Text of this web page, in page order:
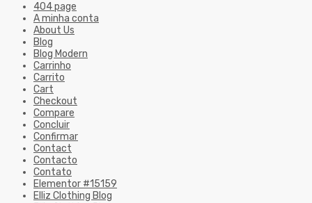
404 page
A minha conta
About Us
Blog
Blog Modern
Carrinho
Carrito
Cart
Checkout
Compare
Concluir
Confirmar
Contact
Contacto
Contato
Elementor #15159
Elliz Clothing Blog